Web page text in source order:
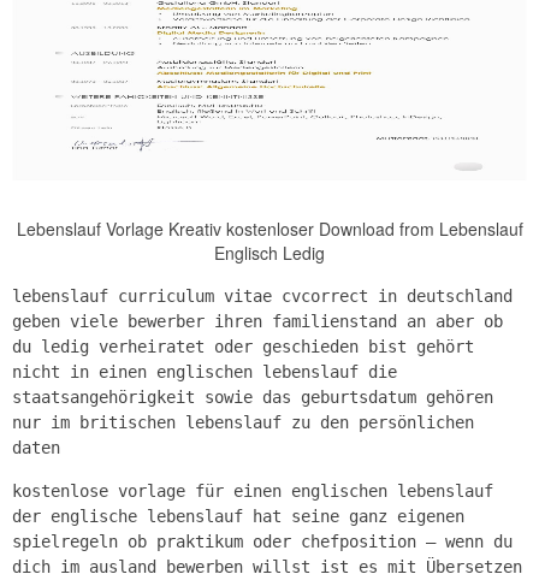
Lebenslauf Vorlage Kreativ kostenloser Download from Lebenslauf
Englisch Ledig
lebenslauf curriculum vitae cvcorrect in deutschland
geben viele bewerber ihren familienstand an aber ob
du ledig verheiratet oder geschieden bist gehört
nicht in einen englischen lebenslauf die
staatsangehörigkeit sowie das geburtsdatum gehören
nur im britischen lebenslauf zu den persönlichen
daten
kostenlose vorlage für einen englischen lebenslauf
der englische lebenslauf hat seine ganz eigenen
spielregeln ob praktikum oder chefposition – wenn du
dich im ausland bewerben willst ist es mit Übersetzen